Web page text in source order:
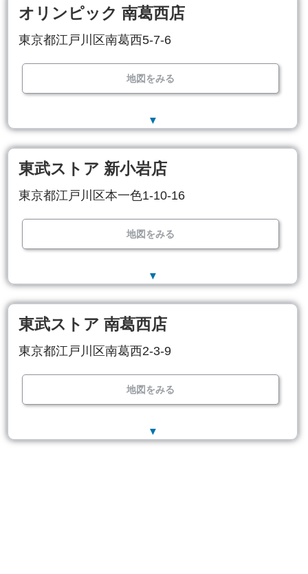
オリンピック 南葛西店
東京都江戸川区南葛西5-7-6
地図をみる
▼
東武ストア 新小岩店
東京都江戸川区本一色1-10-16
地図をみる
▼
東武ストア 南葛西店
東京都江戸川区南葛西2-3-9
地図をみる
▼